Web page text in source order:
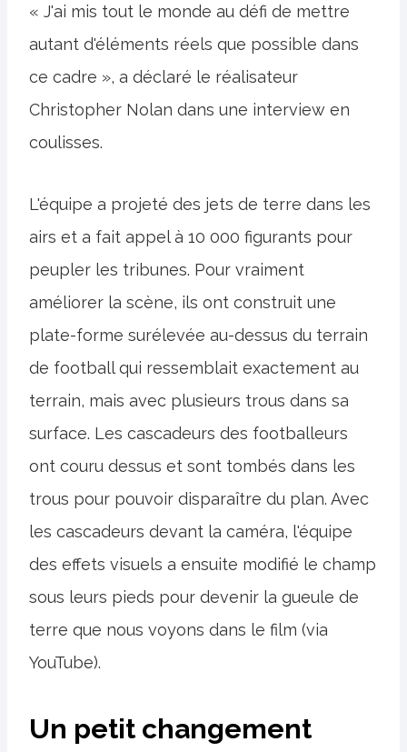
« J'ai mis tout le monde au défi de mettre
autant d'éléments réels que possible dans
ce cadre », a déclaré le réalisateur
Christopher Nolan dans une interview en
coulisses.
L'équipe a projeté des jets de terre dans les
airs et a fait appel à 10 000 figurants pour
peupler les tribunes. Pour vraiment
améliorer la scène, ils ont construit une
plate-forme surélevée au-dessus du terrain
de football qui ressemblait exactement au
terrain, mais avec plusieurs trous dans sa
surface. Les cascadeurs des footballeurs
ont couru dessus et sont tombés dans les
trous pour pouvoir disparaître du plan. Avec
les cascadeurs devant la caméra, l'équipe
des effets visuels a ensuite modifié le champ
sous leurs pieds pour devenir la gueule de
terre que nous voyons dans le film (via
YouTube).
Un petit changement